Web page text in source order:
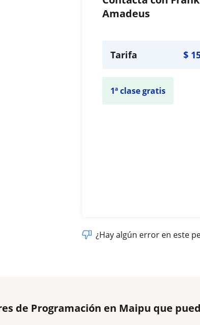
Amadeus
Tarifa $
1ª clase gratis
¿Hay algún error en este
de Programación en Maipu que